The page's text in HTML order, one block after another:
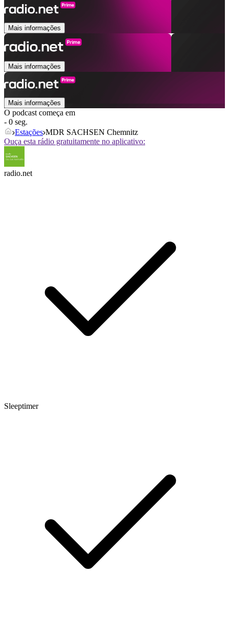
Mais informações
Mais informações
Mais informações
O podcast começa em
- 0 seg.
Estações MDR SACHSEN Chemnitz
Ouça esta rádio gratuitamente no aplicativo:
radio.net
Sleeptimer